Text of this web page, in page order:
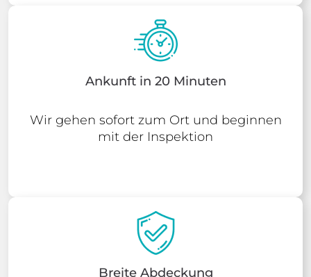
Ankunft in 20 Minuten
Wir gehen sofort zum Ort und beginnen
mit der Inspektion
Breite Abdeckung